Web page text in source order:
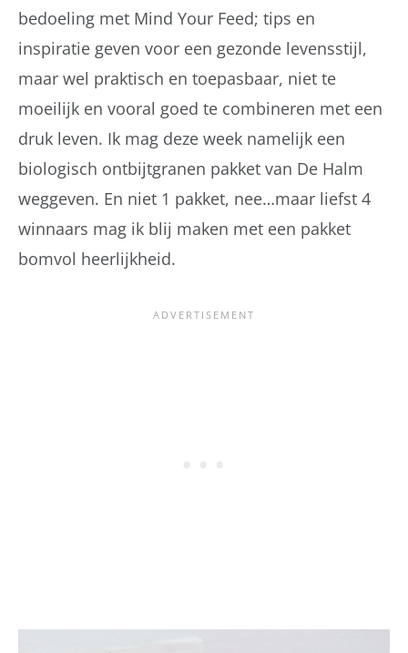
bedoeling met Mind Your Feed; tips en
inspiratie geven voor een gezonde levensstijl,
maar wel praktisch en toepasbaar, niet te
moeilijk en vooral goed te combineren met een
druk leven. Ik mag deze week namelijk een
biologisch ontbijtgranen pakket van De Halm
weggeven. En niet 1 pakket, nee…maar liefst 4
winnaars mag ik blij maken met een pakket
bomvol heerlijkheid.